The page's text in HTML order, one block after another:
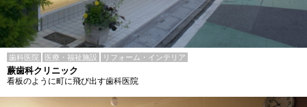
歯科医院 医療・福祉施設 リフォーム・インテリア
蕨歯科クリニック
看板のように町に飛び出す歯科医院